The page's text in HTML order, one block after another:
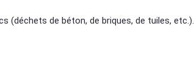
(déchets de béton, de briques, de tuiles, etc.).